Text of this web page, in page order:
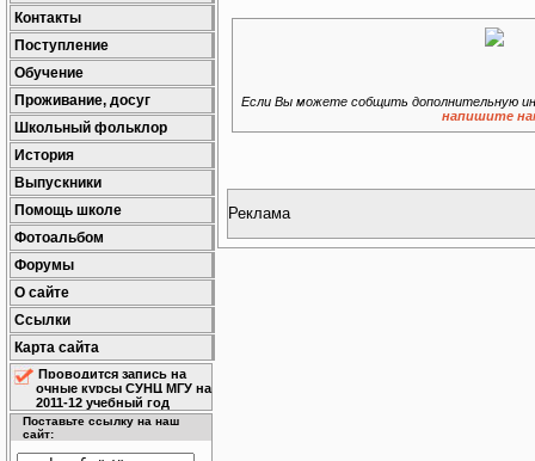
Контакты
Поступление
Обучение
Проживание, досуг
Школьный фольклор
История
Выпускники
Помощь школе
Фотоальбом
Форумы
О сайте
Ссылки
Карта сайта
Проводится запись на
очные курсы СУНЦ МГУ на
2011-12 учебный год
Поставьте ссылку на наш
сайт:
Если Вы можете собщить дополнительную
напишите
Реклама